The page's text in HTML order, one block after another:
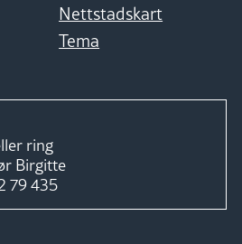
Nettstadskart
Tema
ring
Birgitte
79 435